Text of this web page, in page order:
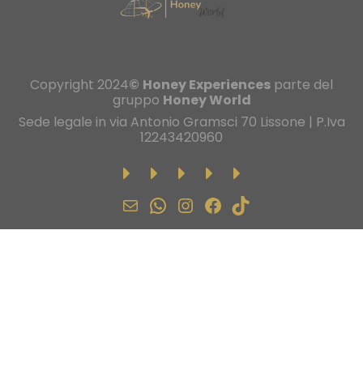
Copyright 2024© Honey Experiences parte del
gruppo Honey World
Sede legale in via Antonio Gramsci 70 Lissone | P.Iva
12243420960
EmailWhatsApp
Instagram
Facebook
TikTok